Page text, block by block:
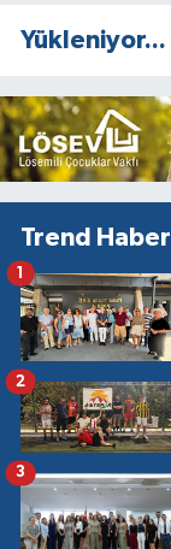
Yükleniyor...
Trend
1
2
3